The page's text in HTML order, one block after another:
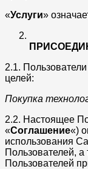
«Услуги»
2.1.
целей:
Покупка
2.2. Настоящее
«Соглашение«)
использования
Пользователей, а
Пользователей